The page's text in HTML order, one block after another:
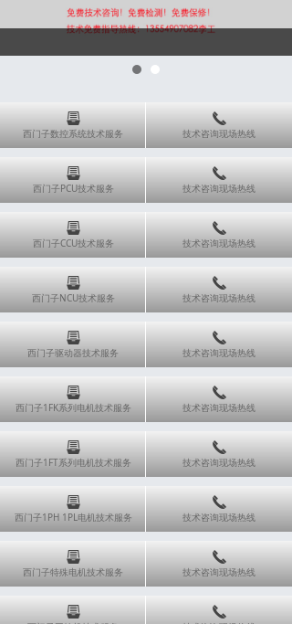
뀣
西门子数控系统技术服务
끅
技术咨询现场热线
뀣
西门子PCU技术服务
끅
技术咨询现场热线
뀣
西门子CCU技术服务
끅
技术咨询现场热线
뀣
西门子NCU技术服务
끅
技术咨询现场热线
뀣
西门子驱动器技术服务
끅
技术咨询现场热线
뀣
西门子1PH 1PL电机技术服务
끅
技术咨询现场热线
뀣 끅
뀣
西门子1FT系列电机技术服务
끅
技术咨询现场热线
뀣
西门子1FK系列电机技术服务
끅
技术咨询现场热线
뀣
西门子特殊电机技术服务
끅
技术咨询现场热线